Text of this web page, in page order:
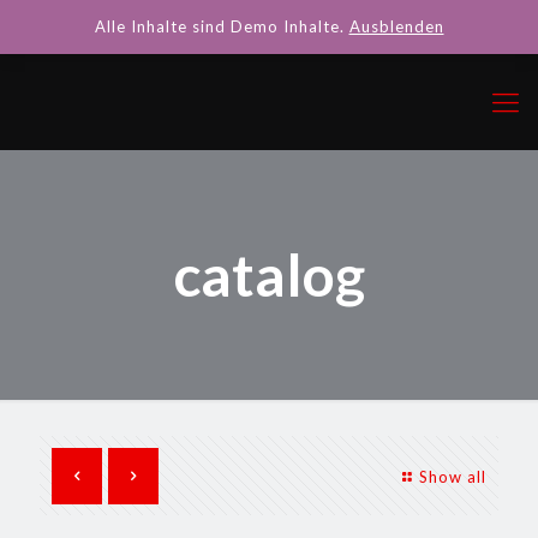
catalog
Show all
Alle Inhalte sind Demo Inhalte. Ausblenden